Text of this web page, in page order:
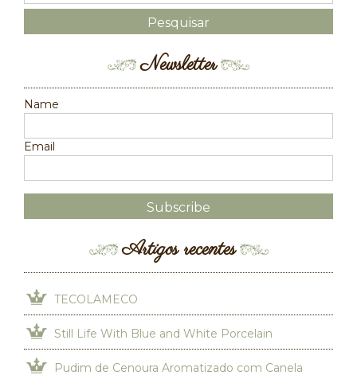
Newsletter
Name
Email
Artigos recentes
TECOLAMECO
Still Life With Blue and White Porcelain
Pudim de Cenoura Aromatizado com Canela